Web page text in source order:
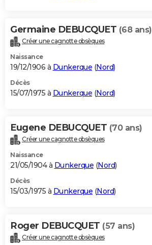
Germaine DEBUCQUET (68 ans)
Créer une cagnotte obsèques
Naissance
19/12/1906 à Dunkerque (Nord)
Décès
15/07/1975 à Dunkerque (Nord)
Eugene DEBUCQUET (70 ans)
Créer une cagnotte obsèques
Naissance
21/05/1904 à Dunkerque (Nord)
Décès
15/03/1975 à Dunkerque (Nord)
Roger DEBUCQUET (57 ans)
Créer une cagnotte obsèques